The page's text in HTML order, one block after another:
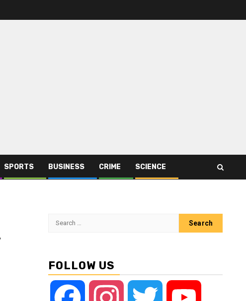
SPORTS BUSINESS CRIME SCIENCE
Search
FOLLOW US
Facebook Instagram Twitter